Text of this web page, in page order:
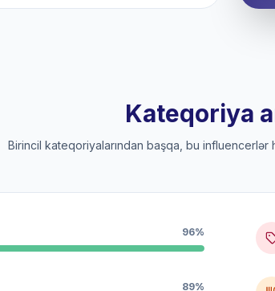
Kateqoriya
Birincil kateqoriyalarından başqa, bu influencerlər
96%
89%